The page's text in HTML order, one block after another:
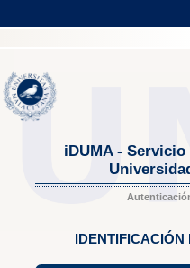
iDUMA -
IDENTIFICACIÓN